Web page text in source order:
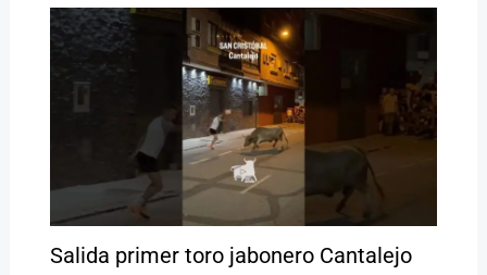
Salida primer toro jabonero Cantalejo